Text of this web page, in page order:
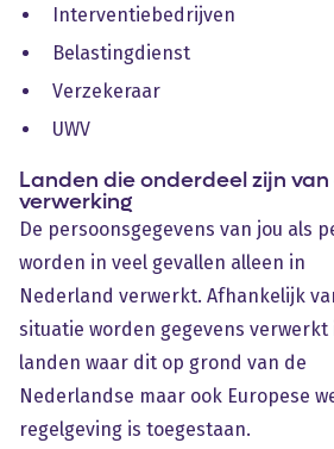
Interventiebedrijven
Belastingdienst
Verzekeraar
UWV
Landen die onderdeel zijn
verwerking
De persoonsgegevens van jou als
worden in veel gevallen alleen in
Nederland verwerkt. Afhankelijk
situatie worden gegevens verwerkt
landen waar dit op grond van de
Nederlandse maar ook Europese
regelgeving is toegestaan.